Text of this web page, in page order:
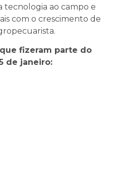
tecnologia ao campo e
com o crescimento de
fizeram parte do
de janeiro: